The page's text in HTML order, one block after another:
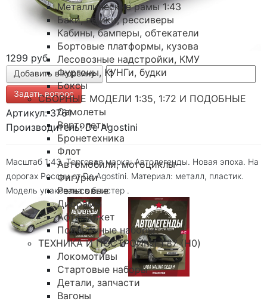
Металлические рамы 1:43
Баки, ящики, рессиверы
Кабины, бамперы, обтекатели
Бортовые платформы, кузова
Лесовозные надстройки, КМУ
Фургоны, КУНГи, будки
Боксы
СБОРНЫЕ МОДЕЛИ 1:35, 1:72 И ПОДОБНЫЕ
Самолеты
Вертолеты
Бронетехника
Флот
Автомобили, мотоциклы
Фигурки
Рельсовые
Диорамы
Афтемаркет
Подарочные наборы
ТЕХНИКА И ПОСТРОЙКИ 1:87 (H0)
Локомотивы
Стартовые наборы
Детали, запчасти
Вагоны
1299 руб
Задать вопрос
Артикул: 3761
Производитель: De Agostini
Масштаб 1:43. Торговая марка: Автолегенды. Новая эпоха. На
дорогах России от De Agostini. Материал: металл, пластик.
Модель упакована в блистер .